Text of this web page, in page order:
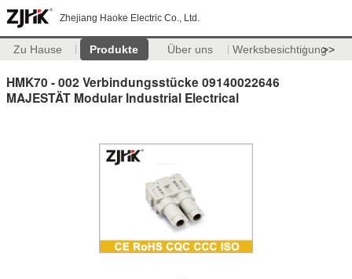
Zhejiang Haoke Electric Co., Ltd.
Zu Hause Produkte Über uns Werksbesichtigung>>
HMK70 - 002 Verbindungsstücke 09140022646
MAJESTÄT Modular Industrial Electrical